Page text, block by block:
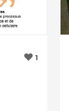
1